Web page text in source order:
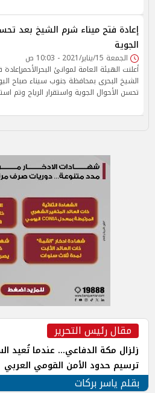
إعادة فتح ميناء شرم الشيخ بعد
الجوية
الجمعة 15/يناير/2021 - 10:03 ص
أعلنت الهيئة العامة لموانئ
الشيخ البحرى بمحافظة جنوب سيناء صباح
تحسن الأحوال الجوية واستقرار الرياح وتم
مقال رئيس التحرير
زلزال مكة الدفاعي... عندما تُعيد
ترسيم حدود الأمن القومي العربي
بقلم ياسر بركات